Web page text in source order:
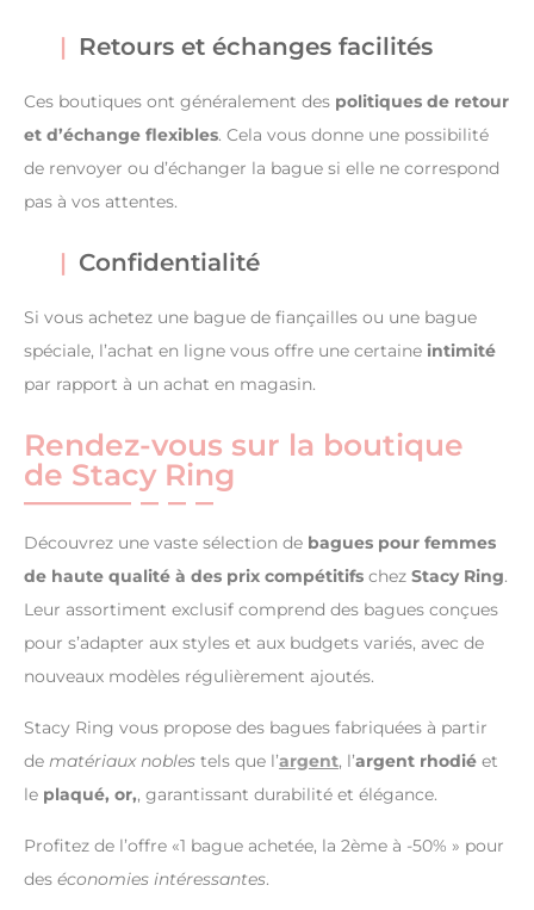
Retours et échanges facilités
Ces boutiques ont généralement des politiques de retour
et d’échange flexibles. Cela vous donne une possibilité
de renvoyer ou d’échanger la bague si elle ne correspond
pas à vos attentes.
Confidentialité
Si vous achetez une bague de fiançailles ou une bague
spéciale, l’achat en ligne vous offre une certaine intimité
par rapport à un achat en magasin.
Rendez-vous sur la boutique
de Stacy Ring
Découvrez une vaste sélection de bagues pour femmes
de haute qualité à des prix compétitifs chez Stacy Ring.
Leur assortiment exclusif comprend des bagues conçues
pour s’adapter aux styles et aux budgets variés, avec de
nouveaux modèles régulièrement ajoutés.
Stacy Ring vous propose des bagues fabriquées à partir
de matériaux nobles tels que l’argent, l’argent rhodié et
le plaqué, or,, garantissant durabilité et élégance.
Profitez de l’offre «1 bague achetée, la 2ème à -50% » pour
des économies intéressantes.